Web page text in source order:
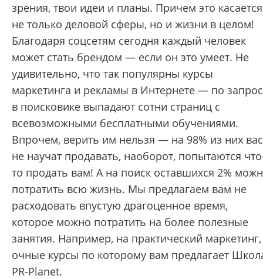
зрения, твои идеи и планы. Причем это касается
не только деловой сферы, но и жизни в целом!
Благодаря соцсетям сегодня каждый человек
может стать брендом — если он это умеет. Не
удивительно, что так популярны курсы
маркетинга и рекламы в Интернете — по
в поисковике выпадают сотни страниц с
всевозможными бесплатными обучениями.
Впрочем, верить им нельзя — на 98% из них вас
не научат продавать, наоборот, попытаются
то продать вам! А на поиск оставшихся 2%
потратить всю жизнь. Мы предлагаем вам не
расходовать впустую драгоценное время,
которое можно потратить на более полезные
занятия. Например, на практический маркетинг,
очные курсы по которому вам предлагает
PR-Planet.